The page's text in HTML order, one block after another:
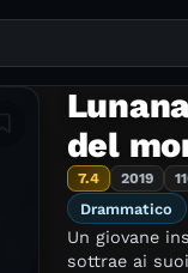
generi e temi.
Aggiungi in lista
del
7.4 2019
Drammatico
Un giovane
sottrae ai